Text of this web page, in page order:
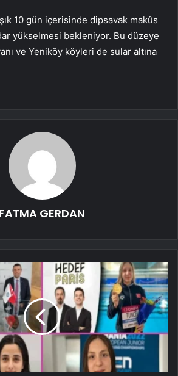
10 gün içerisinde dipsavak makûs
yükselmesi bekleniyor. Bu düzeye
ve Yeniköy köyleri de sular altına
FATMA GERDAN